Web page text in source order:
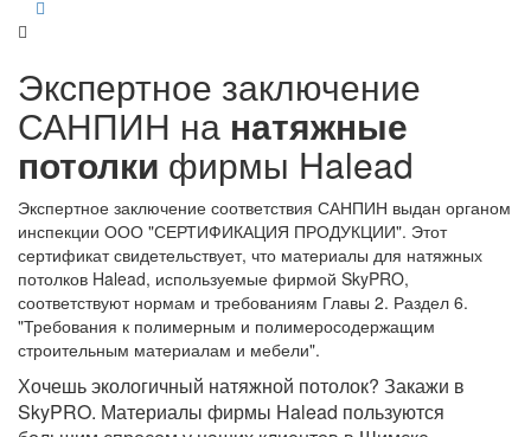
Экспертное заключение
САНПИН на натяжные
потолки фирмы Halead
Экспертное заключение соответствия САНПИН выдан органом
инспекции ООО "СЕРТИФИКАЦИЯ ПРОДУКЦИИ". Этот
сертификат свидетельствует, что материалы для натяжных
потолков Halead, используемые фирмой SkyPRO,
соответствуют нормам и требованиям Главы 2. Раздел 6.
"Требования к полимерным и полимеросодержащим
строительным материалам и мебели".
Хочешь экологичный натяжной потолок? Закажи в
SkyPRO. Материалы фирмы Halead пользуются